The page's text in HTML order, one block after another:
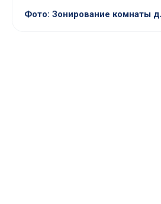
Фото: Зонирование комнаты